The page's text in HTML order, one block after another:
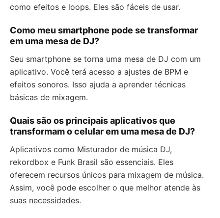
como efeitos e loops. Eles são fáceis de usar.
Como meu smartphone pode se transformar
em uma mesa de DJ?
Seu smartphone se torna uma mesa de DJ com um
aplicativo. Você terá acesso a ajustes de BPM e
efeitos sonoros. Isso ajuda a aprender técnicas
básicas de mixagem.
Quais são os principais aplicativos que
transformam o celular em uma mesa de DJ?
Aplicativos como Misturador de música DJ,
rekordbox e Funk Brasil são essenciais. Eles
oferecem recursos únicos para mixagem de música.
Assim, você pode escolher o que melhor atende às
suas necessidades.